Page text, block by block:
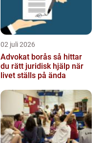
02 juli 2026
Advokat borås så hittar
du rätt juridisk hjälp när
livet ställs på ända